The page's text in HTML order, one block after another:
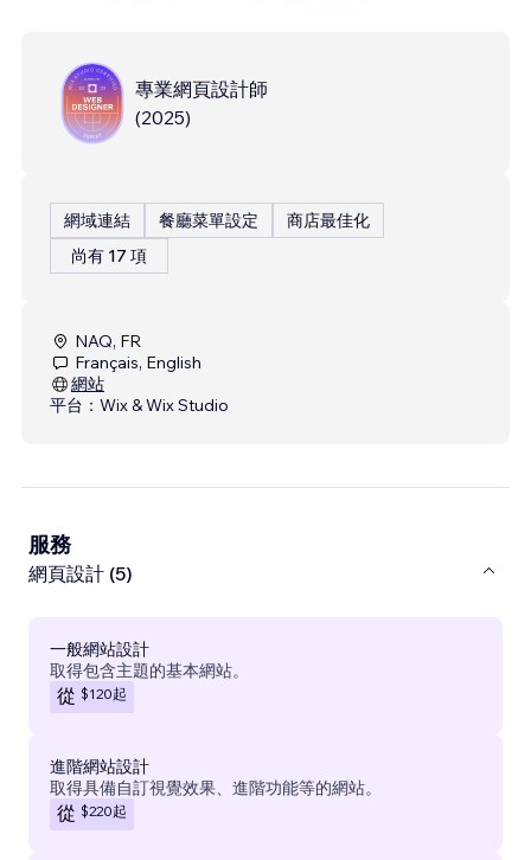
專業網頁設計師
(2025)
網域連結 餐廳菜單設定
商店最佳化
尚有 17 項
NAQ, FR
Français, English
網站
平台： Wix & Wix Studio
服務
網頁設計 (5)
一般網站設計
取得包含主題的基本網站。
從 $120起
進階網站設計
取得具備自訂視覺效果、進階功能等的網站。
從 $220起